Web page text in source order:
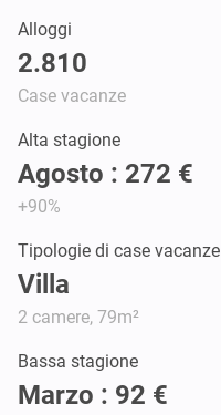
Alloggi
2.810
Case vacanze
Alta stagione
Agosto : 272 €
+90%
Tipologie di case vacanze
Villa
2 camere, 79m²
Bassa stagione
Marzo : 92 €